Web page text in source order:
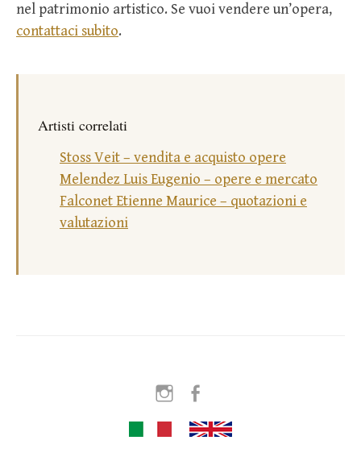
nel patrimonio artistico. Se vuoi vendere un’opera,
contattaci subito.
Artisti correlati
Stoss Veit – vendita e acquisto opere
Melendez Luis Eugenio – opere e mercato
Falconet Etienne Maurice – quotazioni e
valutazioni
Instagram